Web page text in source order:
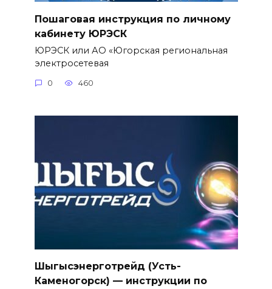
Пошаговая инструкция по личному
кабинету ЮРЭСК
ЮРЭСК или АО «Югорская региональная
электросетевая
0 460
Шыгысэнерготрейд (Усть-
Каменогорск) — инструкции по